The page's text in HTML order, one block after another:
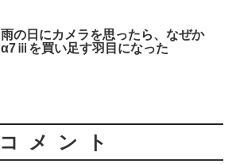
雨の日にカメラを思ったら、なぜか
α7ⅲを買い足す羽目になった
コメント